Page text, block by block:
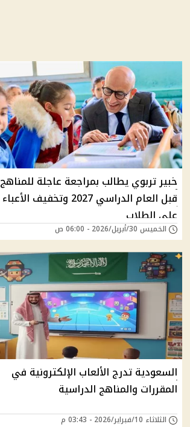
خبير تربوي يطالب بمراجعة عاجلة للمناهج
قبل العام الدراسي 2027 وتخفيف الأعباء
على الطلاب
الخميس 30/أبريل/2026 - 06:00 ص
السعودية تدرج الألعاب الإلكترونية في
المقررات والمناهج الدراسية
الثلاثاء 10/فبراير/2026 - 03:43 م